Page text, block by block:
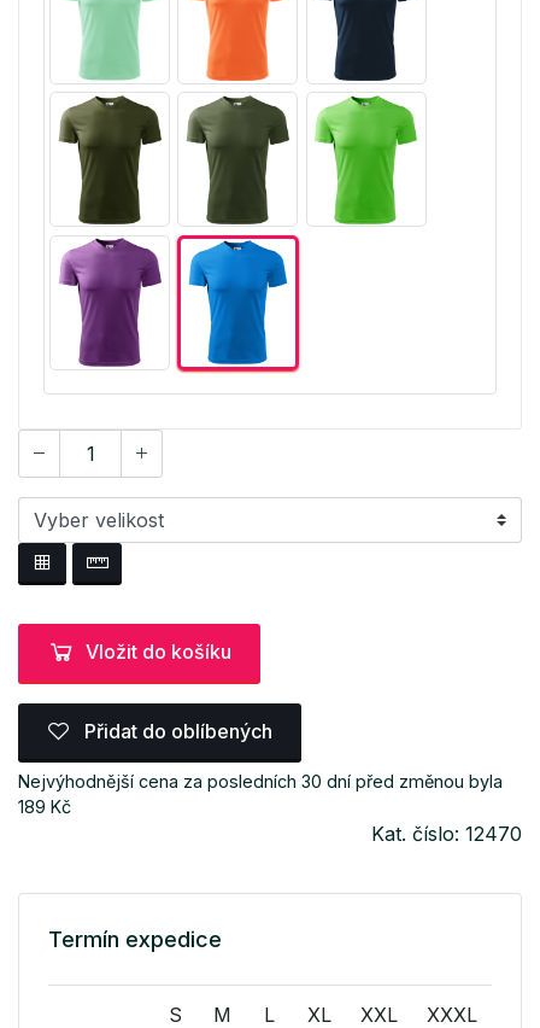
Vložit do košíku
Přidat do oblíbených
Nejvýhodnější cena za posledních 30 dní před změnou byla
189 Kč
Kat. číslo: 12470
Termín expedice
S M L XL XXL XXXL